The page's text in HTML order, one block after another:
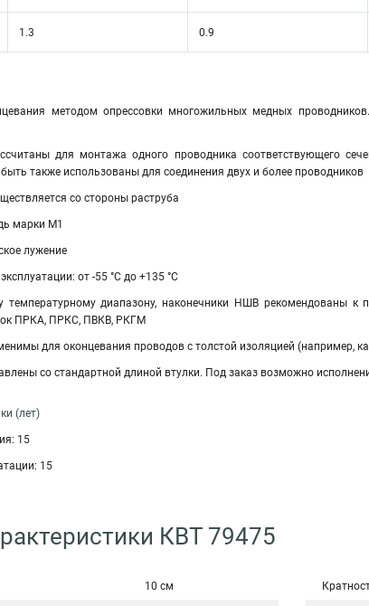
1.3 0.9
методом опрессовки многожильных медных
для монтажа одного проводника соответствующего
быть также использованы для соединения двух и более проводников
со стороны раструба
марки М1
лужение
от -55 °C до +135 °C
температурному диапазону, наконечники НШВ рекомендованы
ПРКА, ПРКС, ПВКВ, РКГМ
для оконцевания проводов с толстой изоляцией (например,
со стандартной длиной втулки. Под заказ возможно
(лет)
15
15
КВТ 79475
10 см